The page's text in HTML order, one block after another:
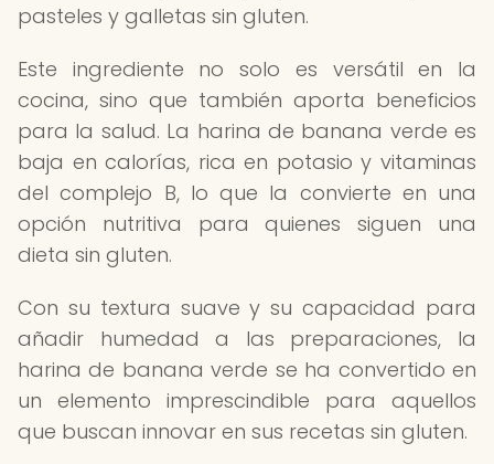
pasteles y galletas sin gluten.
Este ingrediente no solo es versátil en la
cocina, sino que también aporta beneficios
para la salud. La harina de banana verde es
baja en calorías, rica en potasio y vitaminas
del complejo B, lo que la convierte en una
opción nutritiva para quienes siguen una
dieta sin gluten.
Con su textura suave y su capacidad para
añadir humedad a las preparaciones, la
harina de banana verde se ha convertido en
un elemento imprescindible para aquellos
que buscan innovar en sus recetas sin gluten.